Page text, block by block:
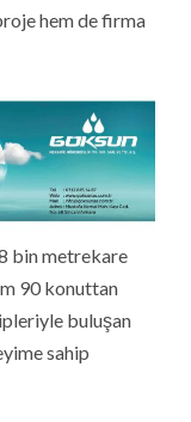
hem de firma
bin metrekare
90 konuttan
buluşan
sahip